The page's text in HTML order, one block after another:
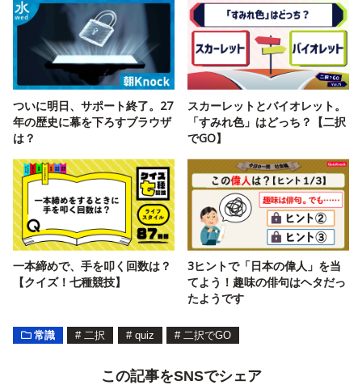
ついに明日、サポート終了。27
年の歴史に幕を下ろすブラウザ
は？
スカーレットとバイオレット。
「すみれ色」はどっち？【二択
でGO】
一本締めで、手を叩く回数は？
【クイズ！七種競技】
3ヒントで「日本の偉人」を当
てよう！趣味の俳句はヘタだっ
たようです
常識 # 二択 # quiz # 二択でGO
この記事をSNSでシェア